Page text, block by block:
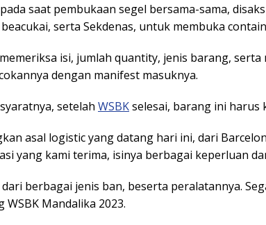
saat pembukaan segel bersama-sama,
beacukai, serta Sekdenas, untuk membuka
isi, jumlah quantity, jenis barang,
dengan manifest masuknya.
setelah WSBKselesai, barang ini harus
asal logistic yang datang hari ini, dari
yang kami terima, isinya berbagai keperluan
berbagai jenis ban, beserta peralatannya.
WSBK Mandalika 2023.